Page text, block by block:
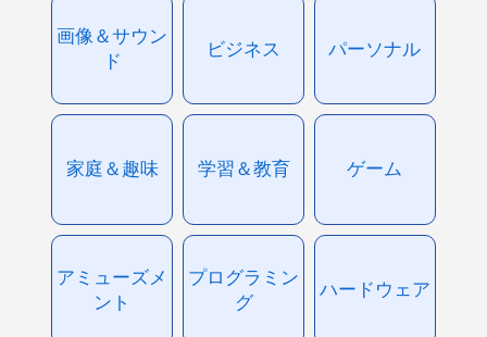
画像＆サウン
ド
ビジネス パーソナル
家庭＆趣味 学習＆教育 ゲーム
アミューズメ
ント
プログラミン
グ
ハードウェア